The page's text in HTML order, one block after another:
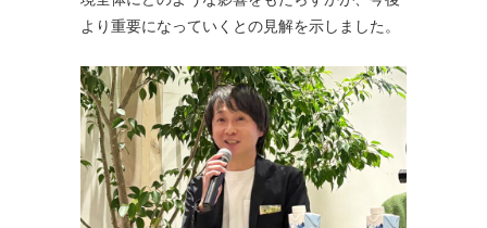
より重要になっていくとの見解を示しました。